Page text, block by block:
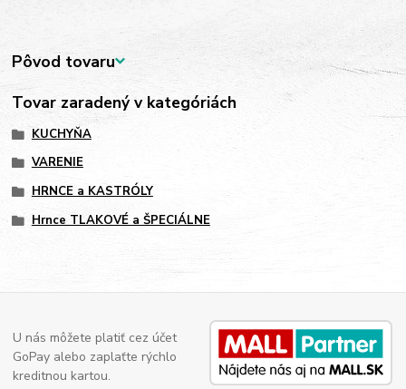
Pôvod tovaru
Tovar zaradený v kategóriách
KUCHYŇA
VARENIE
HRNCE a KASTRÓLY
Hrnce TLAKOVÉ a ŠPECIÁLNE
U nás môžete platiť cez účet
GoPay alebo zaplaťte rýchlo
kreditnou kartou.